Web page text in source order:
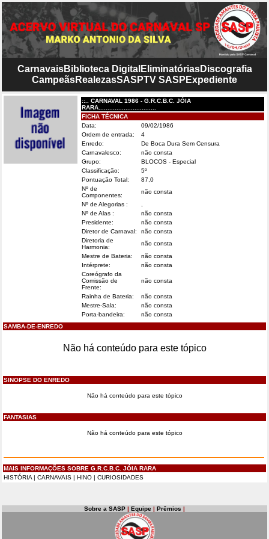
CarnavaisBiblioteca Digital EliminatóriasDiscografia
CampeãsRealezasSASPTV SASP Expediente
::.. CARNAVAL 1986 - G.R.C.B.C. JÓIA
RARA................................
FICHA TÉCNICA
Data:
09/02/1986
Ordem de entrada:
4
Enredo:
De Boca Dura Sem Censura
Carnavalesco:
não consta
Grupo:
BLOCOS - Especial
Classificação:
5º
Pontuação Total:
87,0
Nº de
Componentes:
não consta
Nº de Alegorias :
Nº de Alas :
não consta
Presidente:
não consta
Diretor de Carnaval:
não consta
Diretoria de
Harmonia:
não consta
Mestre de Bateria:
não consta
Intérprete:
não consta
Coreógrafo da
Comissão de
Frente:
não consta
Rainha de Bateria:
não consta
Mestre-Sala:
não consta
Porta-bandeira:
não consta
SAMBA-DE-ENREDO
Não há conteúdo para este tópico
SINOPSE DO ENREDO
Não há conteúdo para este tópico
FANTASIAS
Não há conteúdo para este tópico
MAIS INFORMAÇÕES SOBRE G.R.C.B.C. JÓIA RARA
HISTÓRIA | CARNAVAIS | HINO | CURIOSIDADES
Sobre a SASP | Equipe | Prêmios |